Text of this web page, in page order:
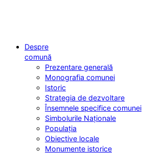
Despre
comună
Prezentare generală
Monografia comunei
Istoric
Strategia de dezvoltare
Însemnele specifice comunei
Simbolurile Naționale
Populația
Obiective locale
Monumente istorice